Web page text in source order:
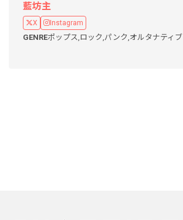
藍坊主
X Instagram
GENREポップス,ロック,パンク,オルタナティブ